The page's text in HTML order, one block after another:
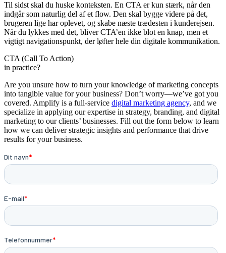
Til sidst skal du huske konteksten. En CTA er kun stærk, når den
indgår som naturlig del af et flow. Den skal bygge videre på det,
brugeren lige har oplevet, og skabe næste trædesten i kunderejsen.
Når du lykkes med det, bliver CTA’en ikke blot en knap, men et
vigtigt navigationspunkt, der løfter hele din digitale kommunikation.
CTA (Call To Action)
in practice?
Are you unsure how to turn your knowledge of marketing concepts
into tangible value for your business? Don’t worry—we’ve got you
covered. Amplify is a full-service digital marketing agency, and we
specialize in applying our expertise in strategy, branding, and digital
marketing to our clients’ businesses. Fill out the form below to learn
how we can deliver strategic insights and performance that drive
results for your business.